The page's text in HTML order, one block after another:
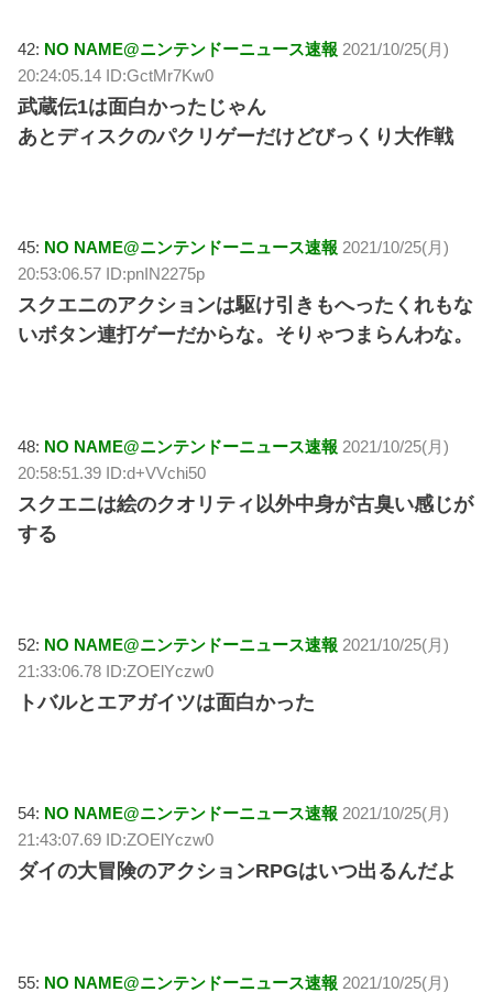
42: NO NAME@ニンテンドーニュース速報 2021/10/25(月)
20:24:05.14 ID:GctMr7Kw0
武蔵伝1は面白かったじゃん
あとディスクのパクリゲーだけどびっくり大作戦
45: NO NAME@ニンテンドーニュース速報 2021/10/25(月)
20:53:06.57 ID:pnIN2275p
スクエニのアクションは駆け引きもへったくれもな
いボタン連打ゲーだからな。そりゃつまらんわな。
48: NO NAME@ニンテンドーニュース速報 2021/10/25(月)
20:58:51.39 ID:d+VVchi50
スクエニは絵のクオリティ以外中身が古臭い感じが
する
52: NO NAME@ニンテンドーニュース速報 2021/10/25(月)
21:33:06.78 ID:ZOElYczw0
トバルとエアガイツは面白かった
54: NO NAME@ニンテンドーニュース速報 2021/10/25(月)
21:43:07.69 ID:ZOElYczw0
ダイの大冒険のアクションRPGはいつ出るんだよ
55: NO NAME@ニンテンドーニュース速報 2021/10/25(月)